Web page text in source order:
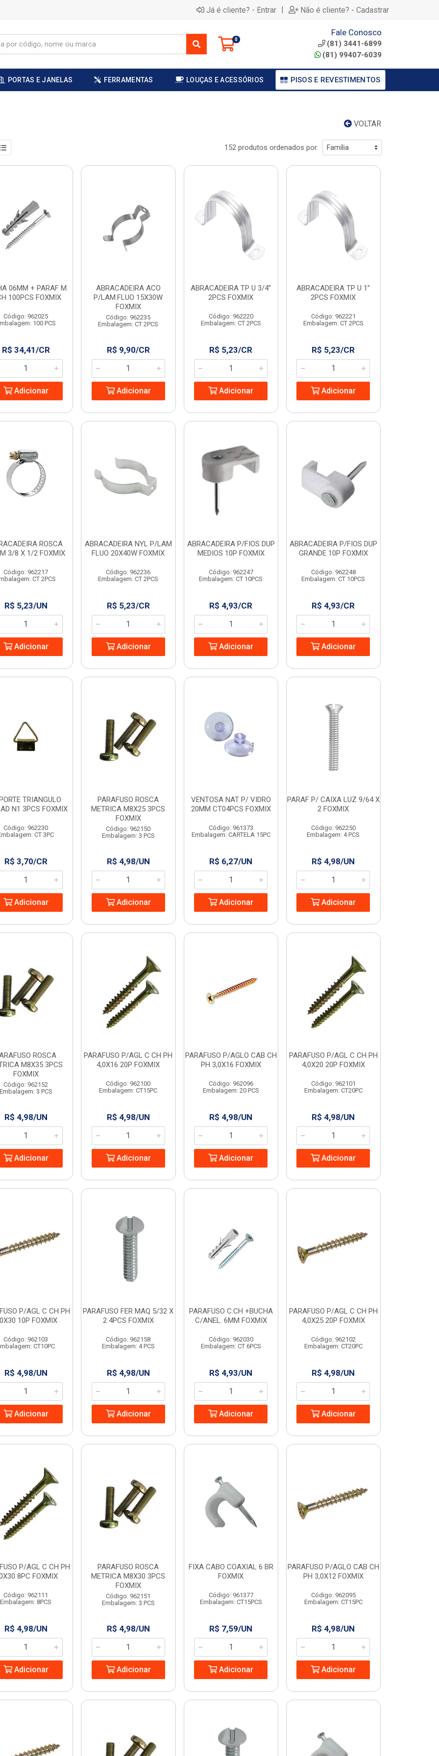
Já é cliente? - Entrar | Não é cliente? - Cadastrar
0
Fale Conosco
(81) 3441-6899
(81) 99407-6039
PORTAS E JANELAS FERRAMENTAS LOUÇAS E ACESSÓRIOS PISOS E REVESTIMENTOS
VOLTAR
152 produtos ordenados por:
06MM + PARAF M.
100PCS FOXMIX
Código: 962025
100 PCS
R$ 34,41/CR
Adicionar
ABRACADEIRA ACO
P/LAM.FLUO 15X30W
FOXMIX
Código: 962235
Embalagem: CT 2PCS
R$ 9,90/CR
Adicionar
ABRACADEIRA TP U 3/4”
2PCS FOXMIX
Código: 962220
Embalagem: CT 2PCS
R$ 5,23/CR
Adicionar
ABRACADEIRA TP U 1”
2PCS FOXMIX
Código: 962221
Embalagem: CT 2PCS
R$ 5,23/CR
Adicionar
ROSCA
3/8 X 1/2 FOXMIX
Código: 962217
CT 2PCS
R$ 5,23/UN
Adicionar
ABRACADEIRA NYL P/LAM
FLUO 20X40W FOXMIX
Código: 962236
Embalagem: CT 2PCS
R$ 5,23/CR
Adicionar
ABRACADEIRA P/FIOS DUP
MEDIOS 10P FOXMIX
Código: 962247
Embalagem: CT 10PCS
R$ 4,93/CR
Adicionar
ABRACADEIRA P/FIOS DUP
GRANDE 10P FOXMIX
Código: 962248
Embalagem: CT 10PCS
R$ 4,93/CR
Adicionar
TRIANGULO
N1 3PCS FOXMIX
Código: 962230
CT 3PC
R$ 3,70/CR
Adicionar
PARAFUSO ROSCA
METRICA M8X25 3PCS
FOXMIX
Código: 962150
Embalagem: 3 PCS
R$ 4,98/UN
Adicionar
VENTOSA NAT P/ VIDRO
20MM CT04PCS FOXMIX
Código: 961373
Embalagem: CARTELA 15PC
R$ 6,27/UN
Adicionar
PARAF P/ CAIXA LUZ 9/64 X
2 FOXMIX
Código: 962250
Embalagem: 4 PCS
R$ 4,98/UN
Adicionar
ROSCA
M8X35 3PCS
FOXMIX
Código: 962152
3 PCS
R$ 4,98/UN
Adicionar
PARAFUSO P/AGL C CH PH
4,0X16 20P FOXMIX
Código: 962100
Embalagem: CT15PC
R$ 4,98/UN
Adicionar
PARAFUSO P/AGLO CAB CH
PH 3,0X16 FOXMIX
Código: 962096
Embalagem: 20 PCS
R$ 4,98/UN
Adicionar
PARAFUSO P/AGL C CH PH
4,0X20 20P FOXMIX
Código: 962101
Embalagem: CT20PC
R$ 4,98/UN
Adicionar
P/AGL C CH PH
10P FOXMIX
Código: 962103
CT10PC
R$ 4,98/UN
Adicionar
PARAFUSO FER MAQ 5/32 X
2 4PCS FOXMIX
Código: 962158
Embalagem: 4 PCS
R$ 4,98/UN
Adicionar
PARAFUSO C.CH +BUCHA
C/ANEL. 6MM FOXMIX
Código: 962030
Embalagem: CT 6PCS
R$ 4,93/UN
Adicionar
PARAFUSO P/AGL C CH PH
4,0X25 20P FOXMIX
Código: 962102
Embalagem: CT20PC
R$ 4,98/UN
Adicionar
P/AGL C CH PH
8PC FOXMIX
Código: 962111
Embalagem: 8PCS
R$ 4,98/UN
Adicionar
PARAFUSO ROSCA
METRICA M8X30 3PCS
FOXMIX
Código: 962151
Embalagem: 3 PCS
R$ 4,98/UN
Adicionar
FIXA CABO COAXIAL 6 BR
FOXMIX
Código: 961377
Embalagem: CT15PCS
R$ 7,59/UN
Adicionar
PARAFUSO P/AGLO CAB CH
PH 3,0X12 FOXMIX
Código: 962095
Embalagem: CT15PC
R$ 4,98/UN
Adicionar